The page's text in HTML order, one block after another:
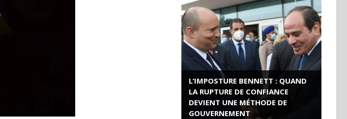
L’IMPOSTURE BENNETT : QUAND
LA RUPTURE DE CONFIANCE
DEVIENT UNE MÉTHODE DE
GOUVERNEMENT